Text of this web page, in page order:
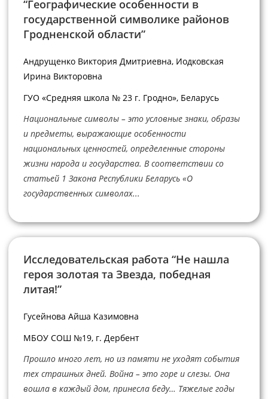
“Географические особенности в
государственной символике районов
Гродненской области”
Андрущенко Виктория Дмитриевна, Иодковская
Ирина Викторовна
ГУО «Средняя школа № 23 г. Гродно», Беларусь
Национальные символы – это условные знаки, образы
и предметы, выражающие особенности
национальных ценностей, определенные стороны
жизни народа и государства. В соответствии со
статьей 1 Закона Республики Беларусь «О
государственных символах...
Исследовательская работа “Не нашла
героя золотая та Звезда, победная
литая!”
Гусейнова Айша Казимовна
МБОУ СОШ №19, г. Дербент
Прошло много лет, но из памяти не уходят события
тех страшных дней. Война – это горе и слезы. Она
вошла в каждый дом, принесла беду… Тяжелые годы